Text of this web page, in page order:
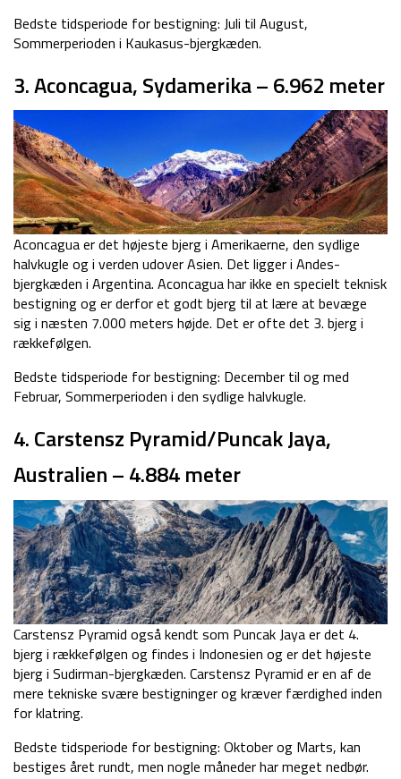
Bedste tidsperiode for bestigning: Juli til August,
Sommerperioden i Kaukasus-bjergkæden.
3. Aconcagua, Sydamerika – 6.962 meter
Aconcagua er det højeste bjerg i Amerikaerne, den sydlige
halvkugle og i verden udover Asien. Det ligger i Andes-
bjergkæden i Argentina. Aconcagua har ikke en specielt teknisk
bestigning og er derfor et godt bjerg til at lære at bevæge
sig i næsten 7.000 meters højde. Det er ofte det 3. bjerg i
rækkefølgen.
Bedste tidsperiode for bestigning: December til og med
Februar, Sommerperioden i den sydlige halvkugle.
4. Carstensz Pyramid/Puncak Jaya,
Australien – 4.884 meter
Carstensz Pyramid også kendt som Puncak Jaya er det 4.
bjerg i rækkefølgen og findes i Indonesien og er det højeste
bjerg i Sudirman-bjergkæden. Carstensz Pyramid er en af de
mere tekniske svære bestigninger og kræver færdighed inden
for klatring.
Bedste tidsperiode for bestigning: Oktober og Marts, kan
bestiges året rundt, men nogle måneder har meget nedbør.